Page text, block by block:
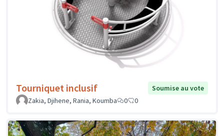
Tourniquet inclusif
Soumise au vote
Zakia, Djihene, Rania, Koumba
0 0